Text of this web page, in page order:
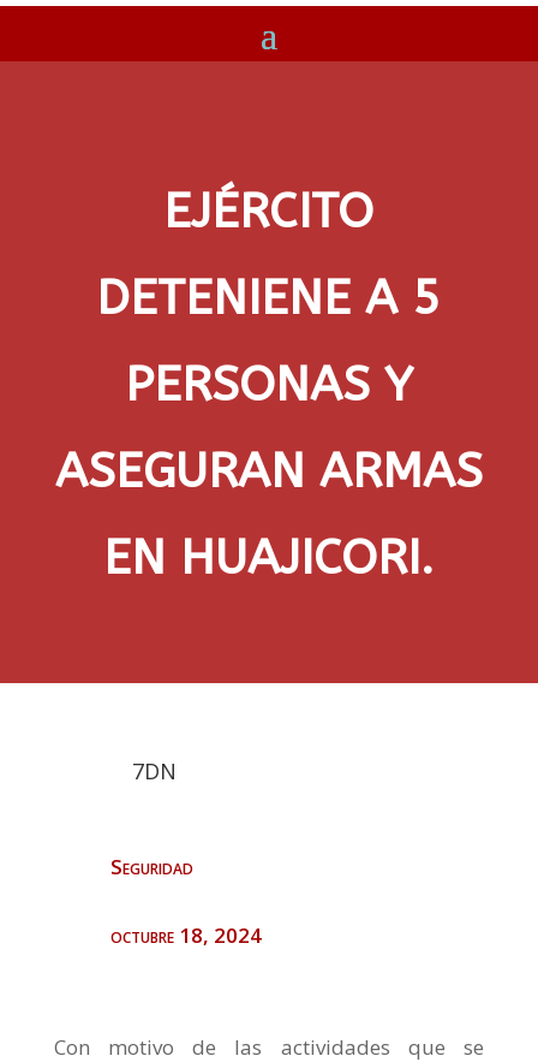
EJÉRCITO
DETENIENE A 5
PERSONAS Y
ASEGURAN ARMAS
EN HUAJICORI.
7DN
Seguridad
octubre 18, 2024
Con motivo de las actividades que se